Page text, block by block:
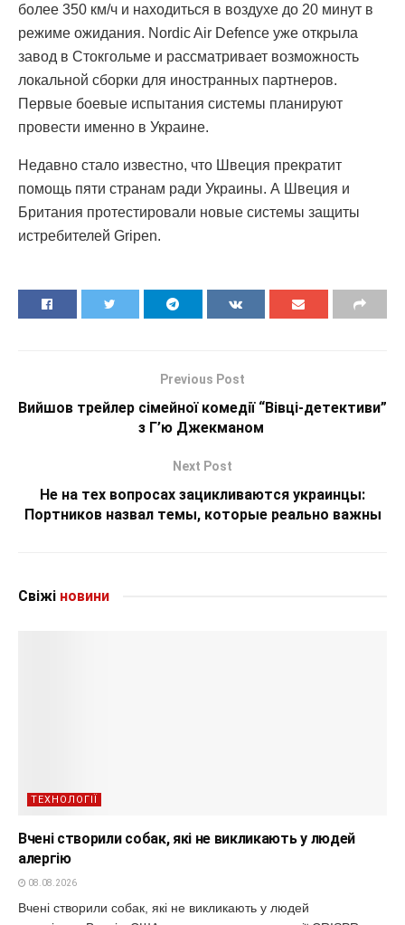
более 350 км/ч и находиться в воздухе до 20 минут в
режиме ожидания. Nordic Air Defence уже открыла
завод в Стокгольме и рассматривает возможность
локальной сборки для иностранных партнеров.
Первые боевые испытания системы планируют
провести именно в Украине.
Недавно стало известно, что Швеция прекратит
помощь пяти странам ради Украины. А Швеция и
Британия протестировали новые системы защиты
истребителей Gripen.
Previous Post
Вийшов трейлер сімейної комедії “Вівці-детективи”
з Г’ю Джекманом
Next Post
Не на тех вопросах зацикливаются украинцы:
Портников назвал темы, которые реально важны
Свіжі новини
ТЕХНОЛОГІЇ
Вчені створили собак, які не викликають у людей
алергію
08.08.2026
Вчені створили собак, які не викликають у людей